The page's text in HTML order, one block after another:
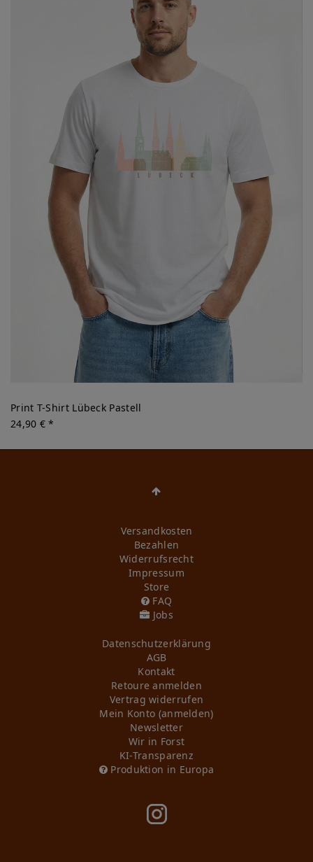
Print T-Shirt Lübeck Pastell
24,90 € *
Versandkosten
Bezahlen
Widerrufs­recht
Impressum
Store
FAQ
Jobs
Daten­schutz­erklärung
AGB
Kontakt
Retoure anmelden
Vertrag widerrufen
Mein Konto (anmelden)
Newsletter
Wir in Forst
KI-Transparenz
Produktion in Europa